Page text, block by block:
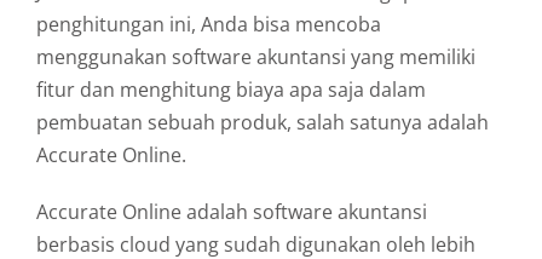
penghitungan ini, Anda bisa mencoba
menggunakan software akuntansi yang memiliki
fitur dan menghitung biaya apa saja dalam
pembuatan sebuah produk, salah satunya adalah
Accurate Online.
Accurate Online adalah software akuntansi
berbasis cloud yang sudah digunakan oleh lebih